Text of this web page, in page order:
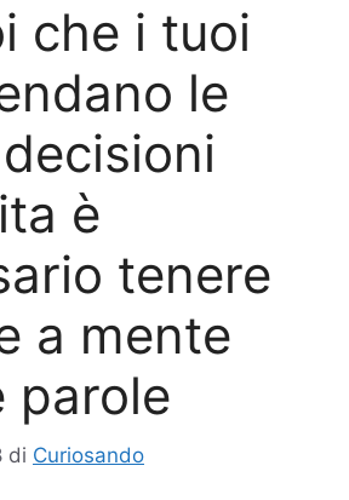
che i tuoi
le
è
tenere
a mente
parole
di Curiosando